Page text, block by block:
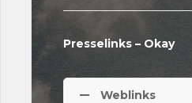
Presselinks – Okay
Weblinks